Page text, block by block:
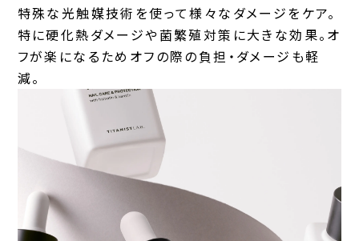
特殊な光触媒技術を使って様々なダメージをケア。
特に硬化熱ダメージや菌繁殖対策に大きな効果。オ
フが楽になるためオフの際の負担・ダメージも軽
減。